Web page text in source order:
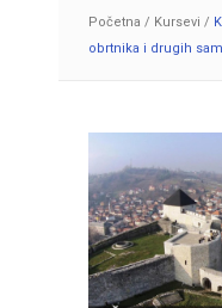
Početna / Kursevi /
obrtnika i drugih